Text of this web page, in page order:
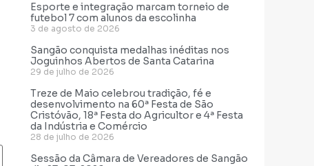
Esporte e integração marcam torneio de
futebol 7 com alunos da escolinha
3 de agosto de 2026
Sangão conquista medalhas inéditas nos
Joguinhos Abertos de Santa Catarina
29 de julho de 2026
Treze de Maio celebrou tradição, fé e
desenvolvimento na 60ª Festa de São
Cristóvão, 18ª Festa do Agricultor e 4ª Festa
da Indústria e Comércio
28 de julho de 2026
Sessão da Câmara de Vereadores de Sangão